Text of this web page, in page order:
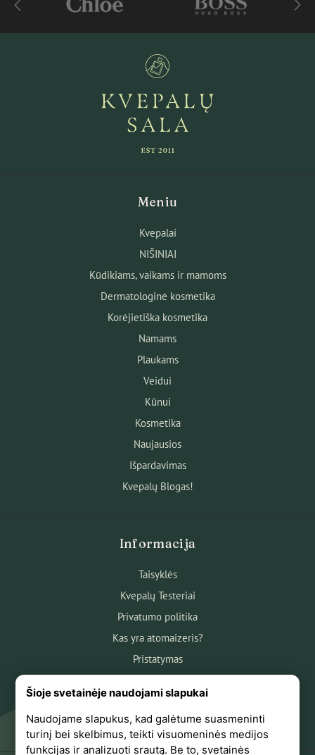
Meniu
Kvepalai
NIŠINIAI
Kūdikiams, vaikams ir mamoms
Dermatologinė kosmetika
Korėjietiška kosmetika
Namams
Plaukams
Veidui
Kūnui
Kosmetika
Naujausios
Išpardavimas
Kvepalų Blogas!
Informacija
Taisyklės
Kvepalų Testeriai
Privatumo politika
Kas yra atomaizeris?
Pristatymas
Apie mus
Atsiliepimai
Šioje svetainėje naudojami slapukai
Naudojame slapukus, kad galėtume suasmeninti
turinį bei skelbimus, teikti visuomeninės medijos
funkcijas ir analizuoti srautą. Be to, svetainės